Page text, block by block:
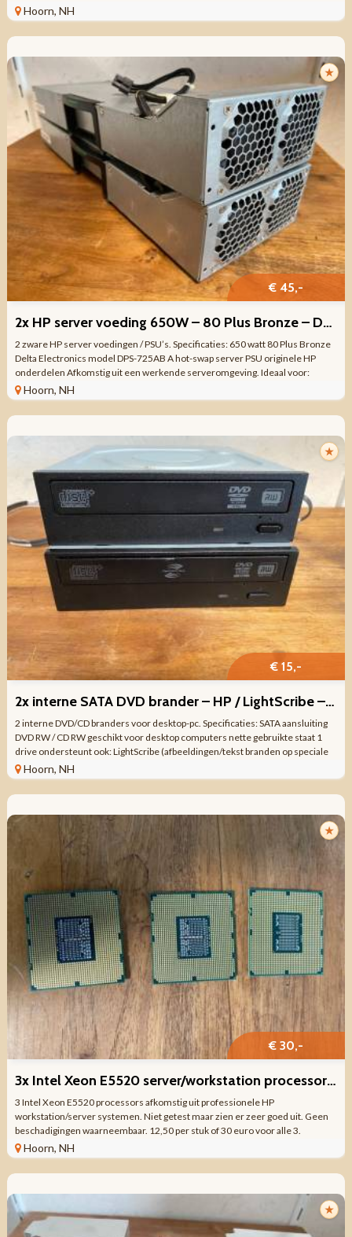
Ventilatoren / ...
Hoorn, NH
★
€ 45,-
2x HP server voeding 650W – 80 Plus Bronze – Delta DPS-725AB
2 zware HP server voedingen / PSU’s. Specificaties: 650 watt 80 Plus Bronze
Delta Electronics model DPS-725AB A hot-swap server PSU originele HP
onderdelen Afkomstig uit een werkende serveromgeving. Ideaal voor:
server homelab ...
Hoorn, NH
★
€ 15,-
2x interne SATA DVD brander – HP / LightScribe – desktop pc
2 interne DVD/CD branders voor desktop-pc. Specificaties: SATA aansluiting
DVD RW / CD RW geschikt voor desktop computers nette gebruikte staat 1
drive ondersteunt ook: LightScribe (afbeeldingen/tekst branden op speciale
dvd/cd) ...
Hoorn, NH
★
€ 30,-
3x Intel Xeon E5520 server/workstation processor – LGA1366 –
3 Intel Xeon E5520 processors afkomstig uit professionele HP
workstation/server systemen. Niet getest maar zien er zeer goed uit. Geen
beschadigingen waarneembaar. 12,50 per stuk of 30 euro voor alle 3.
Specificaties: Intel Xeon E5520 ...
Hoorn, NH
★